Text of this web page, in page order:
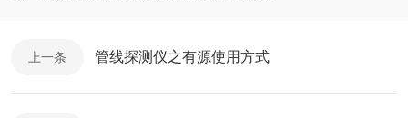
上一条 管线探测仪之有源使用方式